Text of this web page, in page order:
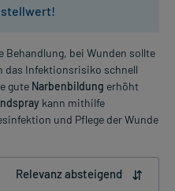
Behandlung, bei Wunden sollte
das Infektionsrisiko schnell
gute Narbenbildung erhöht
kann mithilfe
und Pflege der Wunde
Relevanz absteigend